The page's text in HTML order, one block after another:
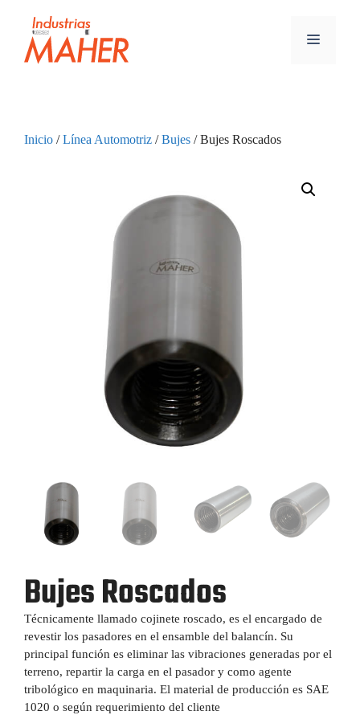
Inicio /Línea Automotriz /Bujes / Bujes Roscados
Bujes Roscados
Técnicamente llamado cojinete roscado, es el encargado de
revestir los pasadores en el ensamble del balancín. Su
principal función es eliminar las vibraciones generadas por el
terreno, repartir la carga en el pasador y como agente
tribológico en maquinaria. El material de producción es SAE
1020 o según requerimiento del cliente